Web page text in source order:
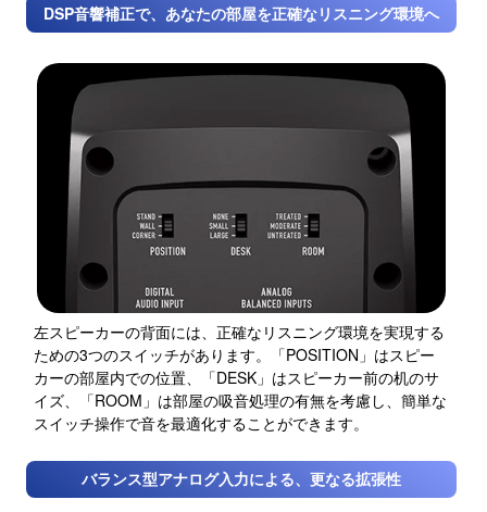
DSP音響補正で、あなたの部屋を正確なリスニング環境へ
左スピーカーの背面には、正確なリスニング環境を実現する
ための3つのスイッチがあります。「POSITION」はスピー
カーの部屋内での位置、「DESK」はスピーカー前の机のサ
イズ、「ROOM」は部屋の吸音処理の有無を考慮し、簡単な
スイッチ操作で音を最適化することができます。
バランス型アナログ入力による、更なる拡張性